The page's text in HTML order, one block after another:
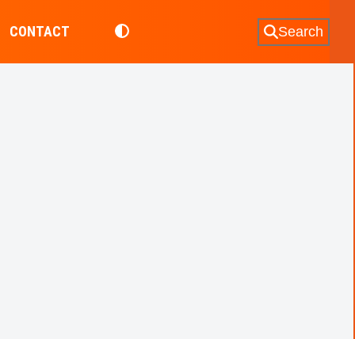
CONTACT Search